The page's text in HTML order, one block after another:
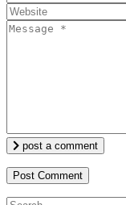
post a comment